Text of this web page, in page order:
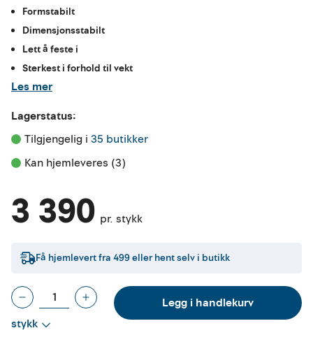
Formstabilt
Dimensjonsstabilt
Lett å feste i
Sterkest i forhold til vekt
Les mer
Lagerstatus:
Tilgjengelig i 35 butikker
Kan hjemleveres (3)
3 390 pr. stykk
Få hjemlevert fra 499eller hent selv i butikk
stykk
Legg i handlekurv